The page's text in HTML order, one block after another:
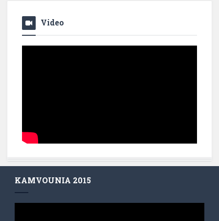
Video
KAMVOUNIA 2015